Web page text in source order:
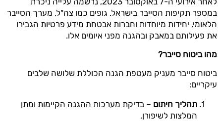
במספר תקיפות הסייבר בישראל. גופים כמו צה"ל, מערך הסייבר
הלאומי, יחידות מיוחדות וחברות אבטחת מידע פרטיות הגבירו
את פעילותם במאבק ובהגנה מפני איומים אלו.
מהו ביטוח סייבר?
ביטוח סייבר מעניק מעטפת הגנה הכוללת שלושה שלבים
עיקריים:
תהליך חיתום – בדיקת מערכות ההגנה הקיימות ומתן
המלצות לשיפורן.